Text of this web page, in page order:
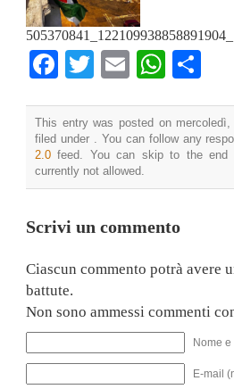
Facebook
TwitterEmail
This entry was posted on
filed under . You can follow any
2.0 feed. You can skip to the end
currently not allowed.
Scrivi un commento
Ciascun commento potrà avere
battute.
Non sono ammessi commenti
Nome
E-mail